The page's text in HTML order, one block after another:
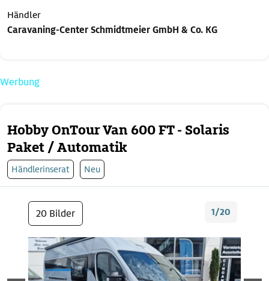
Hobby OnTour Van 600 FT - Solaris
Paket / Automatik
Händlerinserat Neu
20 Bilder 1/20
Händler
Caravaning-Center Schmidtmeier GmbH & Co. KG
Werbung